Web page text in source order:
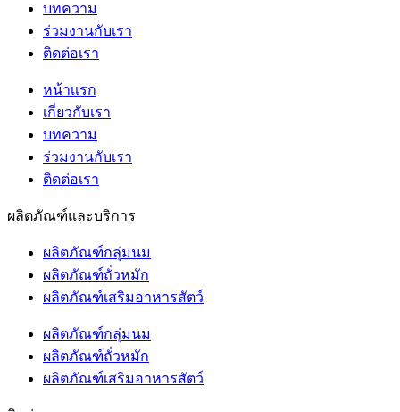
บทความ
ร่วมงานกับเรา
ติดต่อเรา
หน้าเเรก
เกี่ยวกับเรา
บทความ
ร่วมงานกับเรา
ติดต่อเรา
ผลิตภัณฑ์และบริการ
ผลิตภัณฑ์กลุ่มนม
ผลิตภัณฑ์ถั่วหมัก
ผลิตภัณฑ์เสริมอาหารสัตว์
ผลิตภัณฑ์กลุ่มนม
ผลิตภัณฑ์ถั่วหมัก
ผลิตภัณฑ์เสริมอาหารสัตว์